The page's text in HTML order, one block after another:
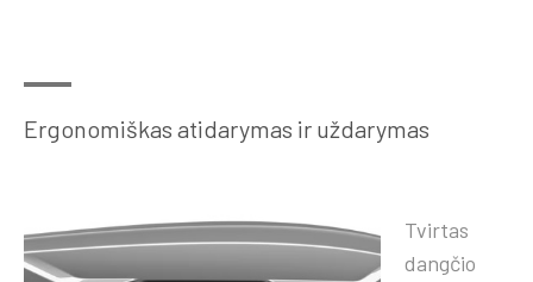
Ergonomiškas atidarymas ir uždarymas
Tvirtas
dangčio